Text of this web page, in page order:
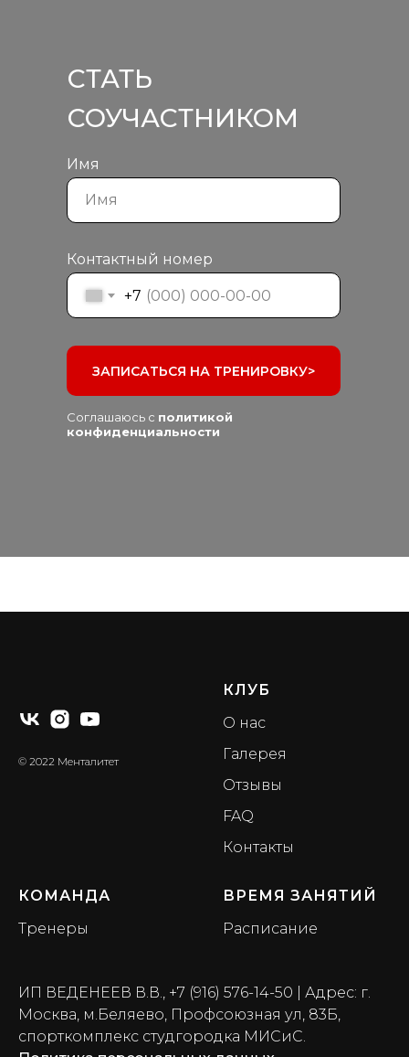
Имя
Имя
Контактный номер
+7
ЗАПИСАТЬСЯ НА ТРЕНИРОВКУ>
Соглашаюсь с политикой
конфиденциальности
СТАТЬ
СОУЧАСТНИКОМ
© 2022 Менталитет
КЛУБ
О нас
Галерея
Отзывы
FAQ
Контакты
КОМАНДА
Тренеры
ВРЕМЯ ЗАНЯТИЙ
Расписание
ИП ВЕДЕНЕЕВ В.В., +7 (916) 576-14-50 | Адрес: г.
Москва, м.Беляево, Профсоюзная ул, 83Б,
спорткомплекс студгородка МИСиС.